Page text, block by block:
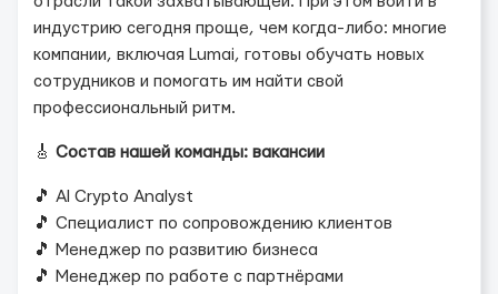
индустрию сегодня проще, чем когда-либо: многие
компании, включая Lumai, готовы обучать новых
сотрудников и помогать им найти свой
профессиональный ритм.
🎸 Состав нашей команды: вакансии
🎵 AI Crypto Analyst
🎵 Специалист по сопровождению клиентов
🎵 Менеджер по развитию бизнеса
🎵 Менеджер по работе с партнёрами